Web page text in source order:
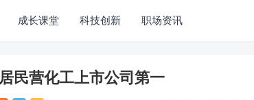
成长课堂 科技创新 职场资讯
民营化工上市公司第一